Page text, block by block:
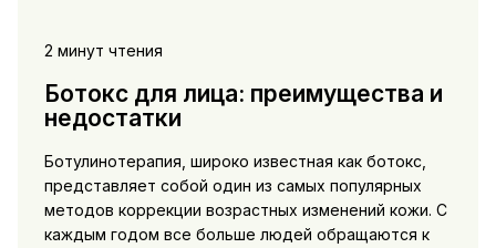
2 минут чтения
Ботокс для лица: преимущества и
недостатки
Ботулинотерапия, широко известная как ботокс,
представляет собой один из самых популярных
методов коррекции возрастных изменений кожи. С
каждым годом все больше людей обращаются к